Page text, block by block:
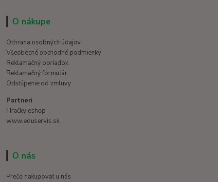
O nákupe
Ochrana osobných údajov
Všeobecné obchodné podmienky
Reklamačný poriadok
Reklamačný formulár
Odstúpenie od zmluvy
Partneri
Hračky eshop
www.eduservis.sk
O nás
Prečo nakupovať u nás